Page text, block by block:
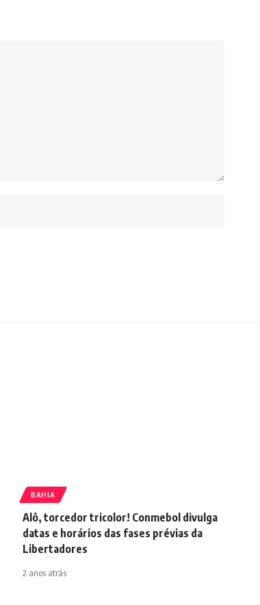
BAHIA
Alô, torcedor tricolor! Conmebol divulga
datas e horários das fases prévias da
Libertadores
2 anos atrás